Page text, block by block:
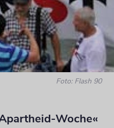
Foto: Flash 90
Woche«